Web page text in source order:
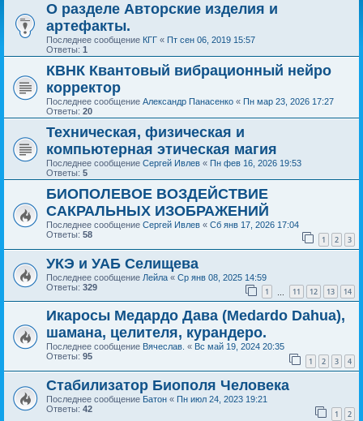
О разделе Авторские изделия и
артефакты.
Последнее сообщение КГГ « Пт сен 06, 2019 15:57
Ответы: 1
КВНК Квантовый вибрационный нейро
корректор
Последнее сообщение Александр Панасенко « Пн мар 23, 2026 17:27
Ответы: 20
Техническая, физическая и
компьютерная этическая магия
Последнее сообщение Сергей Ивлев « Пн фев 16, 2026 19:53
Ответы: 5
БИОПОЛЕВОЕ ВОЗДЕЙСТВИЕ
САКРАЛЬНЫХ ИЗОБРАЖЕНИЙ
Последнее сообщение Сергей Ивлев « Сб янв 17, 2026 17:04
Ответы: 58 1 2 3
УКЭ и УАБ Селищева
Последнее сообщение Лейла « Ср янв 08, 2025 14:59
Ответы: 329 1 11 12 13 14
Икаросы Медардо Дава (Medardo Dahua),
шамана, целителя, курандеро.
Последнее сообщение Вячеслав. « Вс май 19, 2024 20:35
Ответы: 95 1 2 3 4
Стабилизатор Биополя Человека
Последнее сообщение Батон « Пн июл 24, 2023 19:21
Ответы: 42 1 2